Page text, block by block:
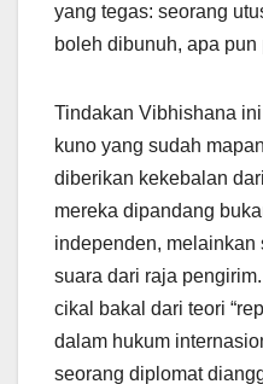
yang tegas: seorang
boleh dibunuh, apa pun
Tindakan Vibhishana
kuno yang sudah
diberikan kekebalan
mereka dipandang
independen,
suara dari raja
cikal bakal dari teori
dalam hukum
seorang diplomat